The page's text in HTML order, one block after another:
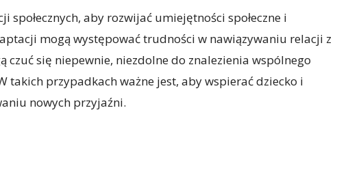
społecznych, aby rozwijać umiejętności społeczne i
mogą występować trudności w nawiązywaniu relacji z
czuć się niepewnie, niezdolne do znalezienia wspólnego
takich przypadkach ważne jest, aby wspierać dziecko i
nowych przyjaźni.